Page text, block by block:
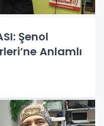
Şenol
Anlamlı